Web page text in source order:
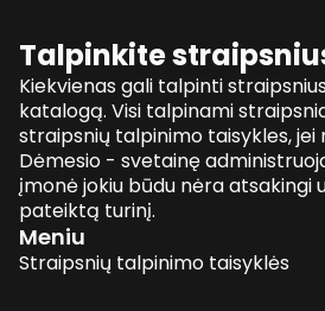
Talpinkite
Kiekvienas gali talpinti
katalogą. Visi talpinami
straipsnių talpinimo taisykles,
Dėmesio - svetainę
įmonė jokiu būdu nėra atsakingi
pateiktą turinį.
Meniu
Straipsnių talpinimo taisyklės